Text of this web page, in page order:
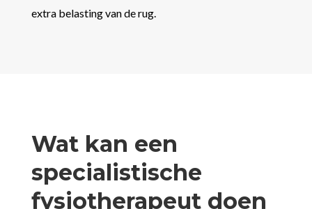
extra belasting van de rug.
Wat kan een
specialistische
fysiotherapeut doen